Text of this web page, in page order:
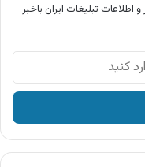
اطلاعات تبلیغات ایران باخبر